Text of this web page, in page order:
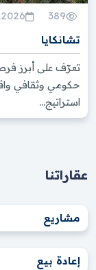
389
تشانكايا
تعرّف على أبرز فرص
حكومي وثقافي
استراتيج...
عقاراتنا
مشاريع
إعادة بيع